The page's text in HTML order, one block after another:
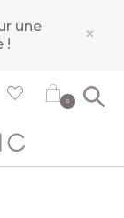
une
! ×
0